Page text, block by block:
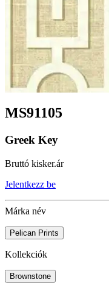
MS91105
Greek Key
Bruttó kisker.ár
Jelentkezz be
Márka név
Pelican Prints
Kollekciók
Brownstone